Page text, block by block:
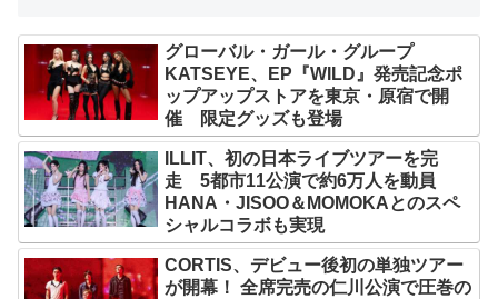
グローバル・ガール・グループ
KATSEYE、EP『WILD』発売記念ポ
ップアップストアを東京・原宿で開
催 限定グッズも登場
ILLIT、初の日本ライブツアーを完
走 5都市11公演で約6万人を動員
HANA・JISOO＆MOMOKAとのスペ
シャルコラボも実現
CORTIS、デビュー後初の単独ツアー
が開幕！ 全席完売の仁川公演で圧巻の